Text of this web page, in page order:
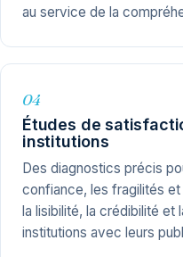
au service de la
04
Études de
institutions
Des diagnostics précis
confiance, les fragilités
la lisibilité, la crédibilité et
institutions avec leurs